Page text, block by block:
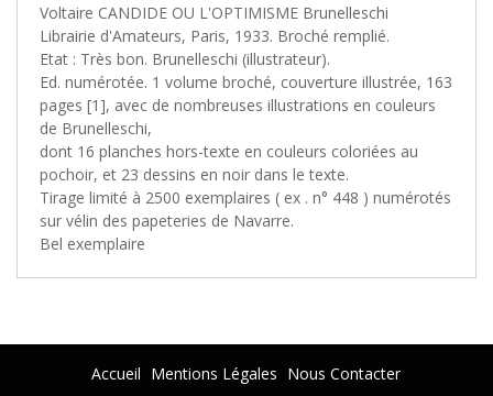
Voltaire CANDIDE OU L'OPTIMISME Brunelleschi
Librairie d'Amateurs, Paris, 1933. Broché remplié.
Etat : Très bon. Brunelleschi (illustrateur).
Ed. numérotée. 1 volume broché, couverture illustrée, 163
pages [1], avec de nombreuses illustrations en couleurs
de Brunelleschi,
dont 16 planches hors-texte en couleurs coloriées au
pochoir, et 23 dessins en noir dans le texte.
Tirage limité à 2500 exemplaires ( ex . n° 448 ) numérotés
sur vélin des papeteries de Navarre.
Bel exemplaire
Accueil Mentions Légales Nous Contacter